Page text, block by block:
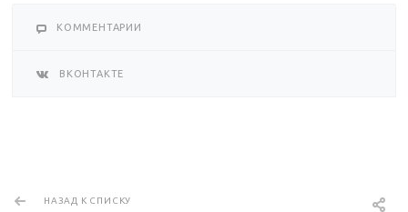
КОММЕНТАРИИ
ВКОНТАКТЕ
НАЗАД К СПИСКУ